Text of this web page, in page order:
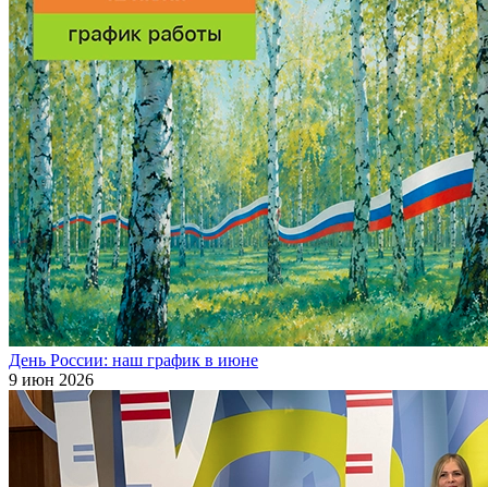
День России: наш график в июне
9 июн 2026